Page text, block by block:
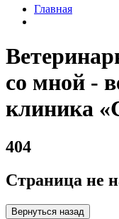
Главная
со мной -
клиника
404
Страница не
Вернуться назад